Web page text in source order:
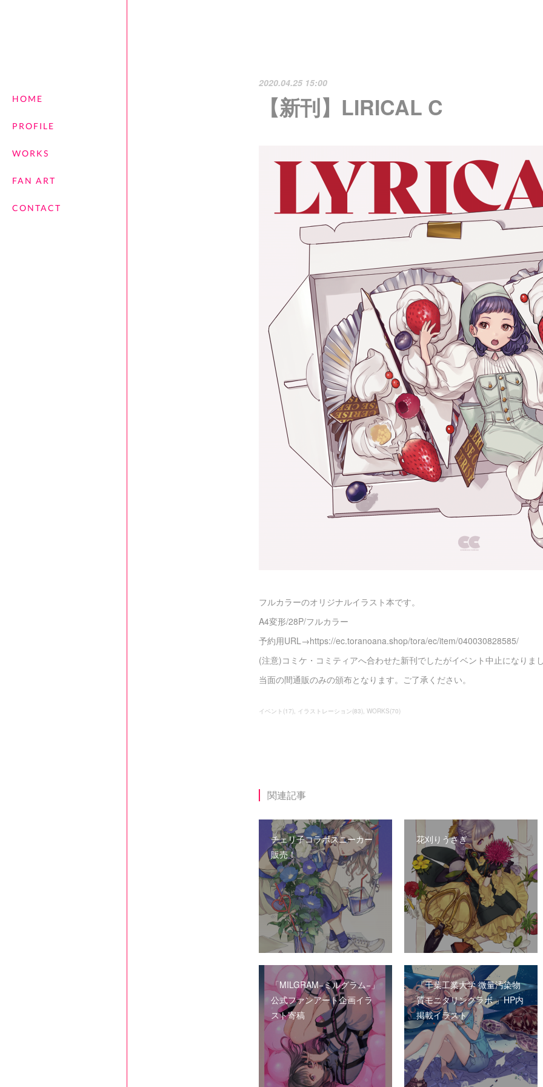
HOME
PROFILE
WORKS
FAN ART
CONTACT
2020.04.25 15:00
【新刊】LIRICAL C
フルカラーのオリジナルイラスト本です。
A4変形/28P/フルカラー
予約用URL→https://ec.toranoana.shop/tora/ec/item/040030828585/
(注意)コミケ・コミティアへ合わせた新刊でしたがイベント中止になりま
当面の間通販のみの頒布となります。ご了承ください。
イベント (17) イラストレーション(83) WORKS(70)
関連記事
チェリ子コラボスニーカー
販売！
花刈りうさぎ
「MILGRAM−ミルグラム−」
公式ファンアート企画イラ
スト寄稿
「千葉工業大学 微量汚染物
質モニタリングラボ 」HP内
掲載イラスト